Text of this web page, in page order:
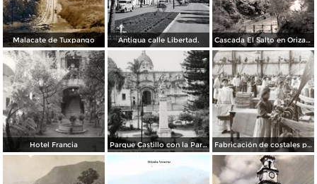
Malacate de Tuxpango Antigua calle Libertad. Cascada El Salto en Orizaba, Veracruz por el Fotógrafo Hugo Brehme.
Hotel Francia Parque Castillo con la Parroquia Fabricación de costales para café en la compañía Santa Getrudis